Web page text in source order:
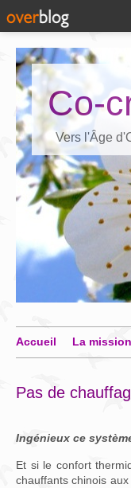
Co-
Vers l'Âge
Accueil La
Pas de
Ingénieux ce
Et si le confort
chauffants chinois aux